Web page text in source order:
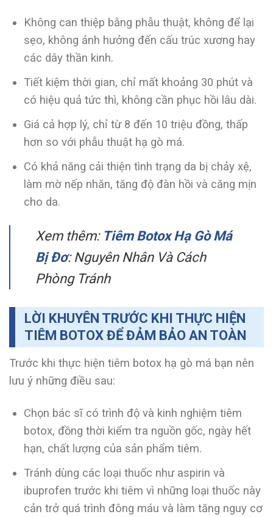
Không can thiệp bằng phẫu thuật, không để lại
sẹo, không ảnh hưởng đến cấu trúc xương hay
các dây thần kinh.
Tiết kiệm thời gian, chỉ mất khoảng 30 phút và
có hiệu quả tức thì, không cần phục hồi lâu dài.
Giá cả hợp lý, chỉ từ 8 đến 10 triệu đồng, thấp
hơn so với phẫu thuật hạ gò má.
Có khả năng cải thiện tình trạng da bị chảy xệ,
làm mờ nếp nhăn, tăng độ đàn hồi và căng mịn
cho da.
Xem thêm: Tiêm Botox Hạ Gò Má
Bị Đơ: Nguyên Nhân Và Cách
Phòng Tránh
LỜI KHUYÊN TRƯỚC KHI THỰC HIỆN
TIÊM BOTOX ĐỂ ĐẢM BẢO AN TOÀN
Trước khi thực hiện tiêm botox hạ gò má bạn nên
lưu ý những điều sau:
Chọn bác sĩ có trình độ và kinh nghiệm tiêm
botox, đồng thời kiểm tra nguồn gốc, ngày hết
hạn, chất lượng của sản phẩm tiêm.
Tránh dùng các loại thuốc như aspirin và
ibuprofen trước khi tiêm vì những loại thuốc này
cản trở quá trình đông máu và làm tăng nguy cơ